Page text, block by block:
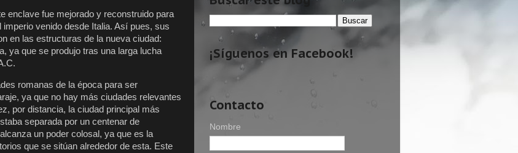
enclave fue mejorado y reconstruido para
venido desde Italia. Así pues, sus
en las estructuras de la nueva ciudad:
ya que se produjo tras una larga lucha
romanas de la época para ser
ya que no hay más ciudades relevantes
por distancia, la ciudad principal más
separada por un centenar de
un poder colosal, ya que es la
que se sitúan alrededor de esta. Este
¡Síguenos en Facebook!
Contacto
Nombre